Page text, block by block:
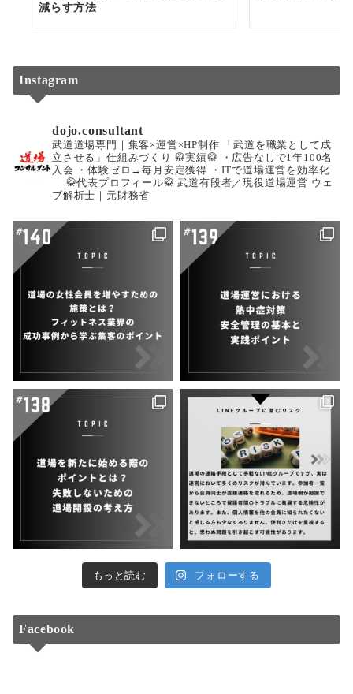
減らす方法
Instagram
dojo.consultant
武道道場専門｜集客×運営×HP制作 「武道を職業として成
立させる」仕組みづくり 🥋実績🥋
・広告なしで1年100名
入会
・体験ゼロ→毎月安定獲得 ・ITで道場運営を効率化
🥋代表プロフィール🥋 武道有段者／現役道場運営 ウェ
ブ解析士｜元財務省
もっと読む フォローする
Facebook